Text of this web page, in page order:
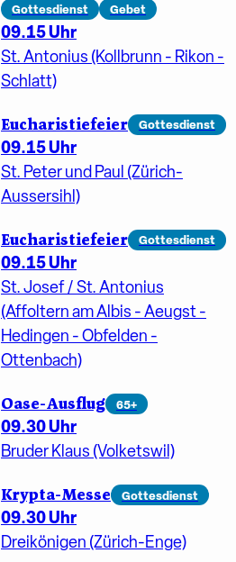
Gottesdienst Gebet
09.15 Uhr
St. Antonius (Kollbrunn - Rikon -
Schlatt)
Eucharistiefeier Gottesdienst
09.15 Uhr
St. Peter und Paul (Zürich-
Aussersihl)
Eucharistiefeier Gottesdienst
09.15 Uhr
St. Josef / St. Antonius
(Affoltern am Albis - Aeugst -
Hedingen - Obfelden -
Ottenbach)
Oase-Ausflug 65+
09.30 Uhr
Bruder Klaus (Volketswil)
Krypta-Messe Gottesdienst
09.30 Uhr
Dreikönigen (Zürich-Enge)